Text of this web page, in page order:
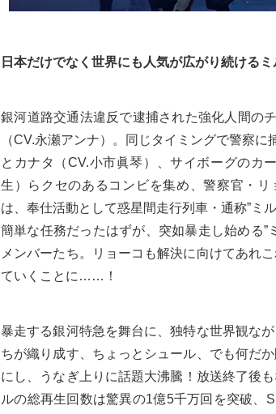
日本だけでなく世界にも人気が広がり続ける
銀河道路交通法違反で逮捕された強化人間の
（CV.永瀬アンナ）。同じタイミングで警察
とカナタ（CV.小市眞琴）、サイボーグのカ
生）らクセのあるコンビを集め、警察官・
は、奉仕活動として惑星間走行列車・通称”ミ
簡単な任務だったはずが、突如暴走し始める
メンバーたち。リョーコも解決に向けてあれ
ていくことに……！
暴走する銀河特急を舞台に、独特な世界観な
ちが織り成す、ちょっとシュール、でも何だ
にし、うなぎ上りに話題大沸騰！放送終了後
ルの総再生回数は驚異の1億5千万回を突破、